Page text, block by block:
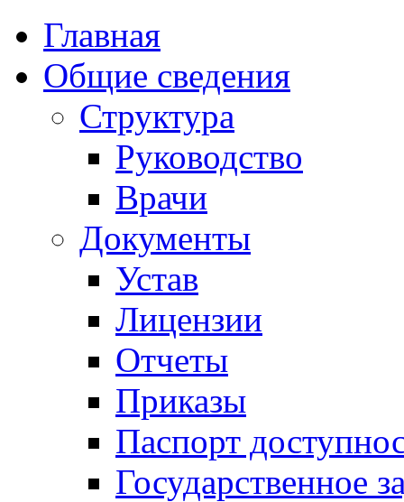
Главная
Общие сведения
Структура
Руководство
Врачи
Документы
Устав
Лицензии
Отчеты
Приказы
Паспорт
Государственное